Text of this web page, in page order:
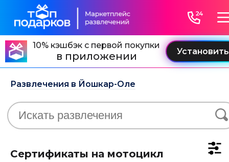
10% кэшбэк с первой покупки
в приложении
Развлечения в Йошкар-Оле
Сертификаты на мотоцикл